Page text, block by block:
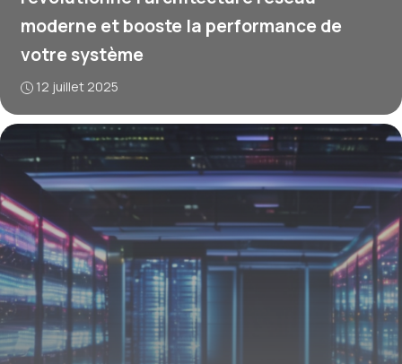
moderne et booste la performance de
votre système
12 juillet 2025